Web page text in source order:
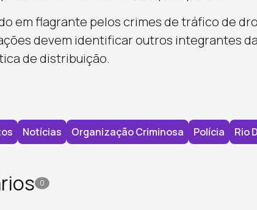
em flagrante pelos crimes de tráfico de
devem identificar outros integrantes
de distribuição.
Notícias Organização Criminosa Polícia Rio
0